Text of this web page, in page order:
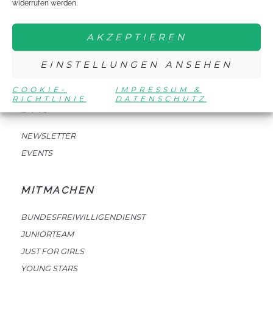
widerrufen werden.
AKZEPTIEREN
EINSTELLUNGEN ANSEHEN
COOKIE-
RICHTLINIE
IMPRESSUM &
DATENSCHUTZ
EINE ORGANISATION VON:
DTTJ
NEWSLETTER
EVENTS
MITMACHEN
BUNDESFREIWILLIGENDIENST
JUNIORTEAM
JUST FOR GIRLS
YOUNG STARS